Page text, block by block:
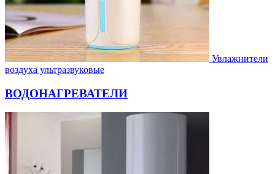
Увлажнители
воздуха ультразвуковые
ВОДОНАГРЕВАТЕЛИ